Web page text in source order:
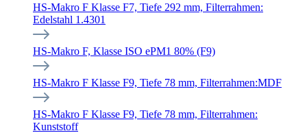
HS-Makro F Klasse F7, Tiefe 292 mm, Filterrahmen:
Edelstahl 1.4301
HS-Makro F, Klasse ISO ePM1 80% (F9)
HS-Makro F Klasse F9, Tiefe 78 mm, Filterrahmen:MDF
HS-Makro F Klasse F9, Tiefe 78 mm, Filterrahmen:
Kunststoff